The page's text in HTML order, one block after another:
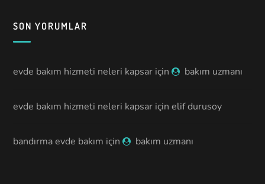
SON YORUMLAR
evde bakım hizmeti neleri kapsar için bakım uzmanı
evde bakım hizmeti neleri kapsar içinelif durusoy
bandırma evde bakım için bakım uzmanı